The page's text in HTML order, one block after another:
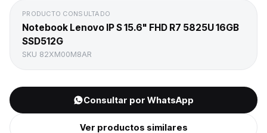
PRODUCTO CONSULTADO
Notebook Lenovo IP S 15.6" FHD R7 5825U 16GB
SSD512G
SKU 82XM00M8AR
Consultar por WhatsApp
Ver productos similares